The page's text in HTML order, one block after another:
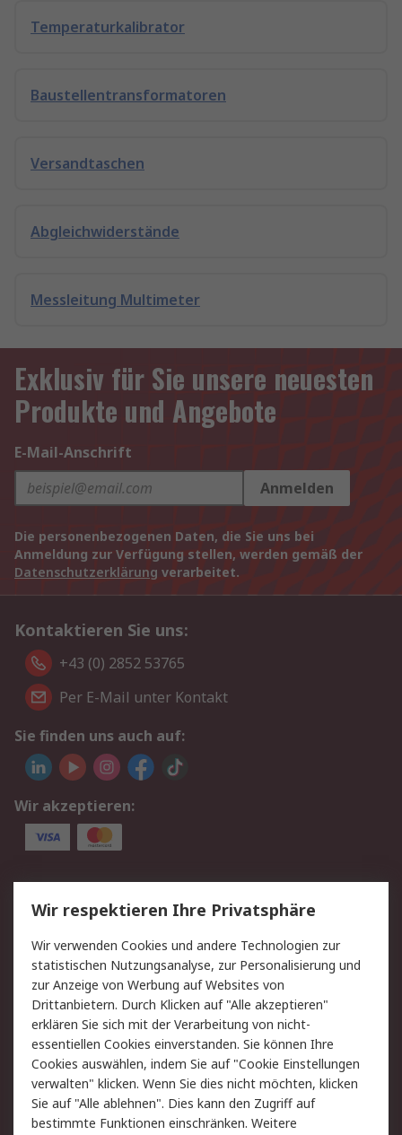
Temperaturkalibrator
Baustellentransformatoren
Versandtaschen
Abgleichwiderstände
Messleitung Multimeter
Exklusiv für Sie unsere neuesten
Produkte und Angebote
E-Mail-Anschrift
Anmelden
Die personenbezogenen Daten, die Sie uns bei
Anmeldung zur Verfügung stellen, werden gemäß der
Datenschutzerklärung verarbeitet.
Kontaktieren Sie uns:
+43 (0) 2852 53765
Per E-Mail unter Kontakt
Sie finden uns auch auf:
Wir akzeptieren:
Service
Value Added Services
Lieferlösungen
Rücksendung/Entsorgung Kontakt
Hilfe
Rechtliches
RS Verkaufs- und
Lieferbedingungen
Datenschutz
Cookie-Richtlinie
Zahlungsbedingungen
Impressum
Webseite Konditionen
Wir respektieren Ihre Privatsphäre
Wir verwenden Cookies und andere Technologien zur
statistischen Nutzungsanalyse, zur Personalisierung und
zur Anzeige von Werbung auf Websites von
Drittanbietern. Durch Klicken auf "Alle akzeptieren"
erklären Sie sich mit der Verarbeitung von nicht-
essentiellen Cookies einverstanden. Sie können Ihre
Cookies auswählen, indem Sie auf "Cookie Einstellungen
verwalten" klicken. Wenn Sie dies nicht möchten, klicken
Sie auf "Alle ablehnen". Dies kann den Zugriff auf
bestimmte Funktionen einschränken. Weitere